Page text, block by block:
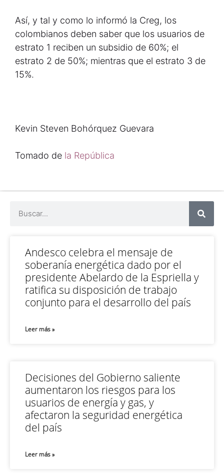
Así, y tal y como lo informó la Creg, los
colombianos deben saber que los usuarios de
estrato 1 reciben un subsidio de 60%; el
estrato 2 de 50%; mientras que el estrato 3 de
15%.
Kevin Steven Bohórquez Guevara
Tomado de la República
Andesco celebra el mensaje de
soberanía energética dado por el
presidente Abelardo de la Espriella y
ratifica su disposición de trabajo
conjunto para el desarrollo del país
Leer más »
Decisiones del Gobierno saliente
aumentaron los riesgos para los
usuarios de energía y gas, y
afectaron la seguridad energética
del país
Leer más »